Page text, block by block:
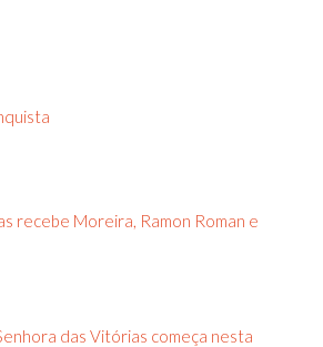
recebe Moreira, Ramon Roman e
das Vitórias começa nesta